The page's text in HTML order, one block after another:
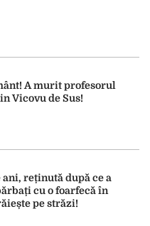
A murit profesorul
Vicovu de Sus!
ani, reținută după ce a
cu o foarfecă în
pe străzi!